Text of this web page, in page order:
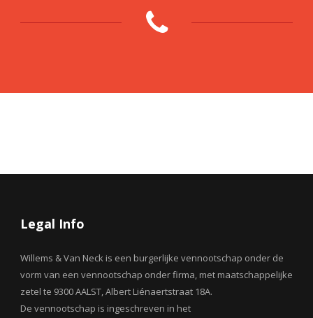
Legal Info
Willems & Van Neck is een burgerlijke vennootschap onder de
vorm van een vennootschap onder firma, met maatschappelijke
zetel te 9300 AALST, Albert Liénaertstraat 18A.
De vennootschap is ingeschreven in het